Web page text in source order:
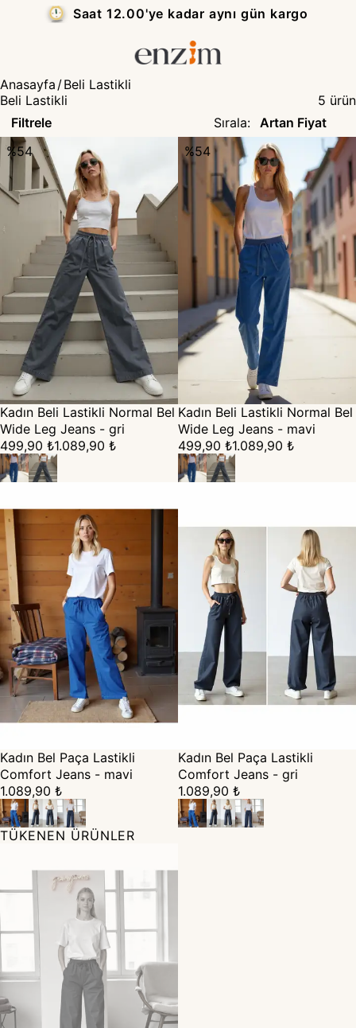
Saat 12.00'ye kadar aynı gün kargo
Anasayfa /Beli Lastikli
Beli Lastikli
5 ürün
Filtrele
Sırala:
%54
Kadın Beli Lastikli Normal Bel
Wide Leg Jeans - gri
499,90 ₺1.089,90 ₺
%54
Kadın Beli Lastikli Normal Bel
Wide Leg Jeans - mavi
499,90 ₺1.089,90 ₺
Kadın Bel Paça Lastikli
Comfort Jeans - mavi
1.089,90 ₺
Kadın Bel Paça Lastikli
Comfort Jeans - gri
1.089,90 ₺
TÜKENEN ÜRÜNLER